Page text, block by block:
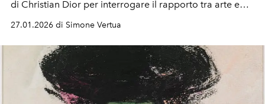
di Christian Dior per interrogare il rapporto tra arte e
27.01.2026 di Simone Vertua